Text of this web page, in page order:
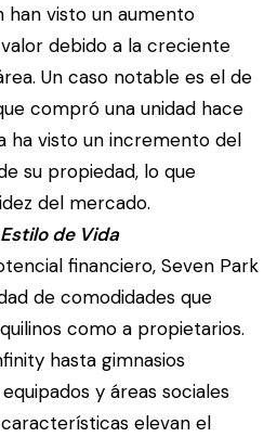
han visto un aumento
debido a la creciente
Un caso notable es el de
compró una unidad hace
ha visto un incremento del
su propiedad, lo que
del mercado.
de Vida
financiero, Seven Park
de comodidades que
como a propietarios.
hasta gimnasios
y áreas sociales
elevan el